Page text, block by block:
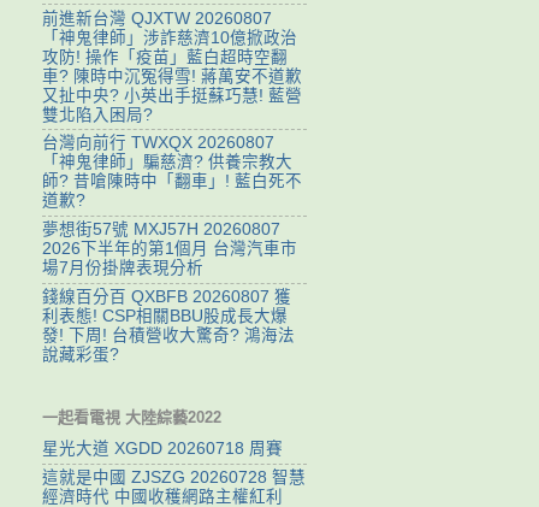
前進新台灣 QJXTW 20260807
「神鬼律師」涉詐慈濟10億掀政治
攻防! 操作「疫苗」藍白超時空翻
車? 陳時中沉冤得雪! 蔣萬安不道歉
又扯中央? 小英出手挺蘇巧慧! 藍營
雙北陷入困局?
台灣向前行 TWXQX 20260807
「神鬼律師」騙慈濟? 供養宗教大
師? 昔嗆陳時中「翻車」! 藍白死不
道歉?
夢想街57號 MXJ57H 20260807
2026下半年的第1個月 台灣汽車市
場7月份掛牌表現分析
錢線百分百 QXBFB 20260807 獲
利表態! CSP相關BBU股成長大爆
發! 下周! 台積營收大驚奇? 鴻海法
說藏彩蛋?
一起看電視 大陸綜藝2022
星光大道 XGDD 20260718 周賽
這就是中國 ZJSZG 20260728 智慧
經濟時代 中國收穫網路主權紅利